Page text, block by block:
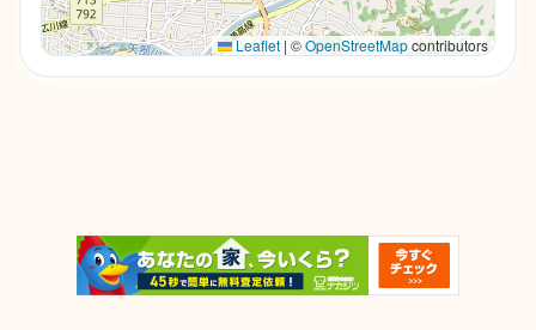
Leaflet | ©OpenStreetMapcontributors